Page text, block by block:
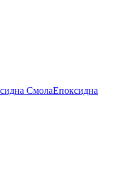
Епоксидна